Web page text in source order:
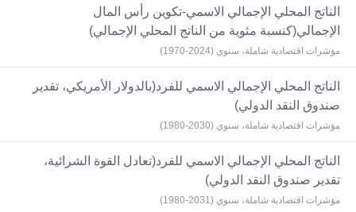
الناتج المحلي الإجمالي الاسمي-تكوين رأس المال
الإجمالي(كنسبة مئوية من الناتج المحلي الإجمالي)
مؤشرات اقتصادية شاملة، سنوي (2024-1970)
الناتج المحلي الإجمالي الاسمي للفرد(بالدولار الأمريكي، تقدير
صندوق النقد الدولي)
مؤشرات اقتصادية شاملة، سنوي (2030-1980)
الناتج المحلي الإجمالي الاسمي للفرد(تعادل القوة الشرائية،
تقدير صندوق النقد الدولي)
مؤشرات اقتصادية شاملة، سنوي (2031-1980)